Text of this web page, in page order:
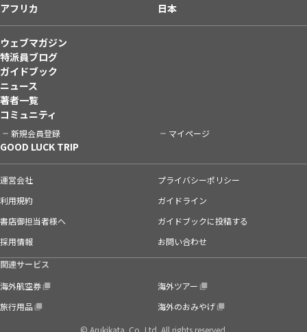
アフリカ
日本
ウェブマガジン
特派員ブログ
ガイドブック
ニュース
著者一覧
コミュニティ
新規会員登録 マイページ
GOOD LUCK TRIP
運営会社
プライバシーポリシー
利用規約
ガイドライン
書店御担当者様へ
ガイドブックに投稿する
採用情報
お問い合わせ
関連サービス
海外航空券
海外ツアー
旅行用品
海外のおみやげ
© Arukikata. Co.,Ltd. All rights reserved.